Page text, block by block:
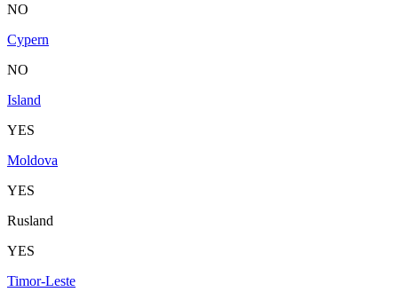
NO
Cypern
NO
Island
YES
Moldova
YES
Rusland
YES
Timor-Leste